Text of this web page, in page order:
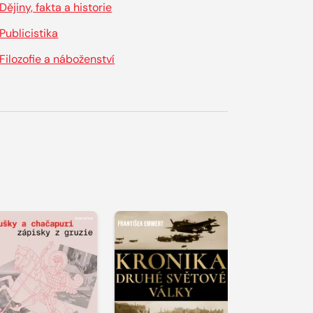
Dějiny, fakta a historie
Publicistika
Filozofie a náboženství